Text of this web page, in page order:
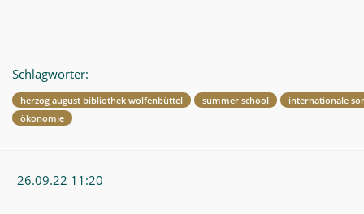
Schlagwörter:
herzog august bibliothek wolfenbüttel summer school
internationale
ökonomie
26.09.22 11:20